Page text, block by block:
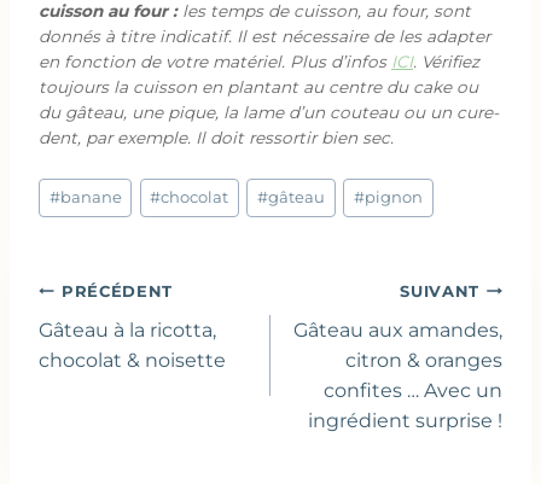
cuisson au four :les temps de cuisson, au four, sont
donnés à titre indicatif. Il est nécessaire de les adapter
en fonction de votre matériel. Plus d’infos ICI. Vérifiez
toujours la cuisson en plantant au centre du cake ou
du gâteau, une pique, la lame d’un couteau ou un cure-
dent, par exemple. Il doit ressortir bien sec.
Étiquettes
de
#banane #chocolat #gâteau #pignon
Navigation
de
l’article
PRÉCÉDENT
Gâteau à la ricotta,
chocolat & noisette
SUIVANT
Gâteau aux amandes,
citron & oranges
confites … Avec un
ingrédient surprise !